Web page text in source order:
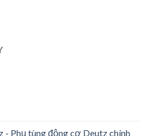
- Phụ tùng động cơ Deutz chính